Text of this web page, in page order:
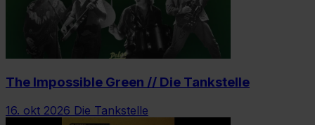
The Impossible Green // Die Tankstelle
16. okt 2026 Die Tankstelle